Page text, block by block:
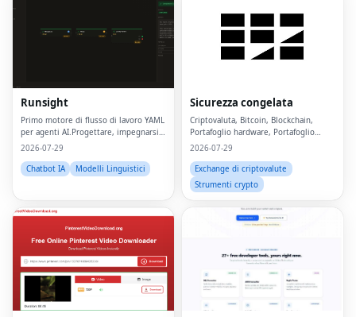
Runsight
Primo motore di flusso di lavoro YAML
per agenti AI.Progettare, impegnarsi,
eseguire, valutare.
2026-07-29
Chatbot IA
Modelli Linguistici
Sicurezza congelata
Criptovaluta, Bitcoin, Blockchain,
Portafoglio hardware, Portafoglio
freddo,
2026-07-29
Exchange di criptovalute
Strumenti crypto